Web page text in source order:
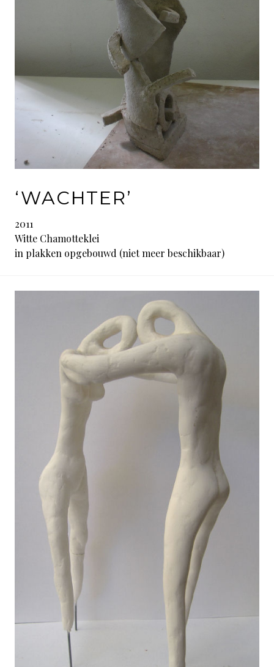
‘WACHTER’
2011
Witte Chamotteklei
in plakken opgebouwd (niet meer beschikbaar)